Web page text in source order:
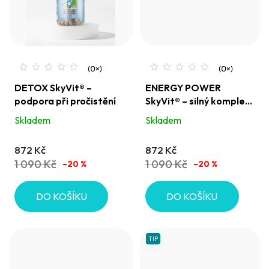
DETOX SkyVit® –
podpora při pročistění
Skladem
872 Kč
1 090 Kč –20 %
DO KOŠÍKU
ENERGY POWER
SkyVit® – silný komplex
pro energii a vitalitu pro
muže (i ženy)
Skladem
872 Kč
1 090 Kč –20 %
DO KOŠÍKU
TIP